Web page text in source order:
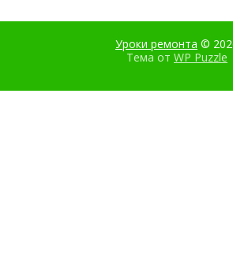
Уроки ремонта ©
Тема от WP Puzzle